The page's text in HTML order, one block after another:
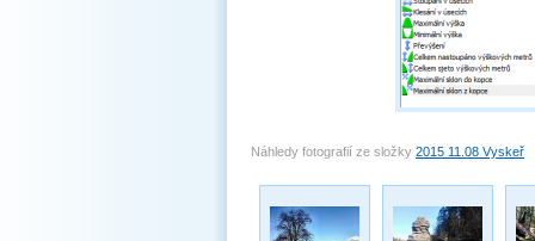
Náhledy fotografií ze složky 2015 11.08 Vyskeř